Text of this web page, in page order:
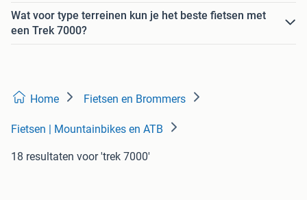
Wat voor type terreinen kun je het beste fietsen met
een Trek 7000?
Home Fietsen en Brommers
Fietsen | Mountainbikes en ATB
18 resultaten voor 'trek 7000'